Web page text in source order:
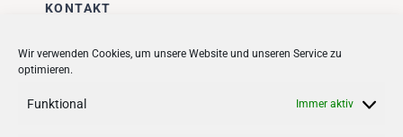
Wir verwenden Cookies, um unsere Website und unseren Service zu
optimieren.
Funktional Immer aktiv
KONTAKT
Stadt + Handel City- und
Quartiersmanagement